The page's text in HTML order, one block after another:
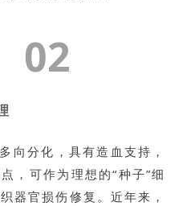
02
向分化，具有造血支持，
，可作为理想的“种子”细
器官损伤修复。近年来，